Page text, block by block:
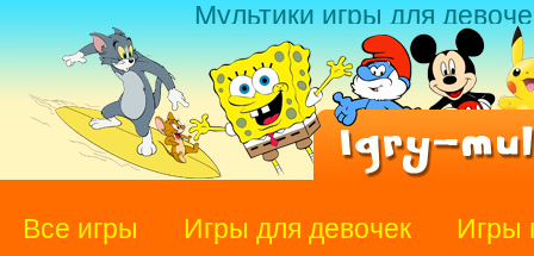
Мультики игры для
Все игры Игры для девочек Игры